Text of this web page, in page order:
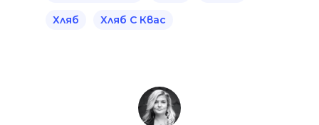
Хляб Хляб С Квас